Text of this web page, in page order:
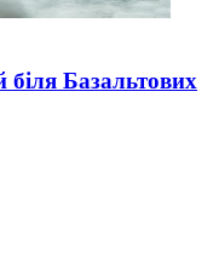
біля Базальтових